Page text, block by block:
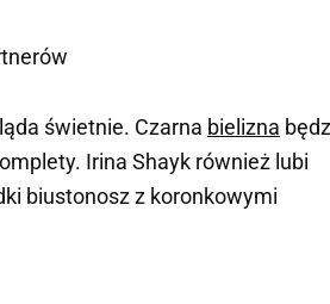
świetnie. Czarna bielizna
Irina Shayk również lubi
biustonosz z koronkowymi